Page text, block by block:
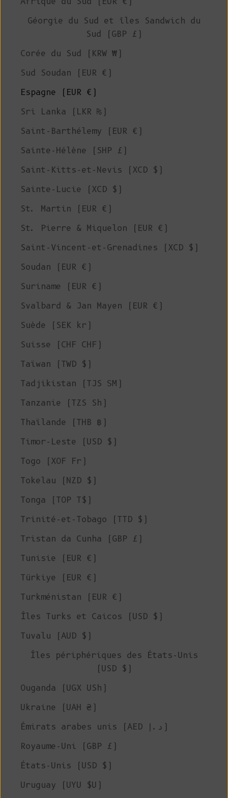
Géorgie du Sud et îles Sandwich du
Sud (GBP £)
Corée du Sud (KRW ₩)
Sud Soudan (EUR €)
Espagne (EUR €)
Sri Lanka (LKR ₨)
Saint-Barthélemy (EUR €)
Sainte-Hélène (SHP £)
Saint-Kitts-et-Nevis (XCD $)
Sainte-Lucie (XCD $)
St. Martin (EUR €)
St. Pierre & Miquelon (EUR €)
Saint-Vincent-et-Grenadines (XCD $)
Soudan (EUR €)
Suriname (EUR €)
Svalbard & Jan Mayen (EUR €)
Suède (SEK kr)
Suisse (CHF CHF)
Taïwan (TWD $)
Tadjikistan (TJS ЅМ)
Tanzanie (TZS Sh)
Thaïlande (THB ฿)
Timor-Leste (USD $)
Togo (XOF Fr)
Tokelau (NZD $)
Tonga (TOP T$)
Trinité-et-Tobago (TTD $)
Tristan da Cunha (GBP £)
Tunisie (EUR €)
Türkiye (EUR €)
Turkménistan (EUR €)
Îles Turks et Caicos (USD $)
Tuvalu (AUD $)
Îles périphériques des États-Unis
(USD $)
Ouganda (UGX USh)
Ukraine (UAH ₴)
Émirats arabes unis (AED د.إ)
Royaume-Uni (GBP £)
États-Unis (USD $)
Uruguay (UYU $U)